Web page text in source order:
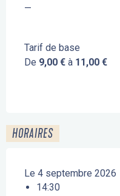
—
Tarif de base
De 9,00 € à 11,00 €
HORAIRES
Le 4 septembre 2026
14:30